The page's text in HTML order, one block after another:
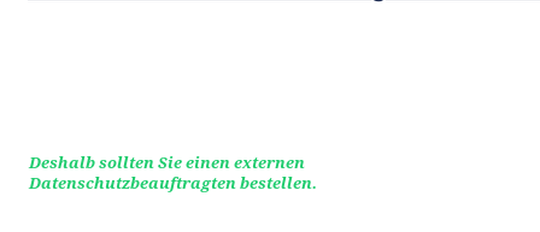
Deshalb sollten Sie einen externen
Datenschutzbeauftragten bestellen.